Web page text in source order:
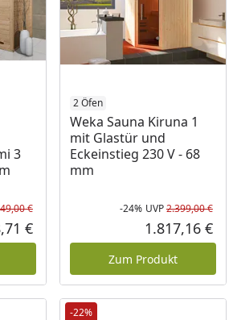
3
Rabatt in Prozent
Ursprünglicher Preis
€
Aktueller Preis
€
2 Öfen
Weka Sauna Kiruna 1
mit Glastür und
Eckeinstieg 230 V - 68
mm
-24% UVP2.399,00 €
1.817,16 €
Zum Produkt
-22%